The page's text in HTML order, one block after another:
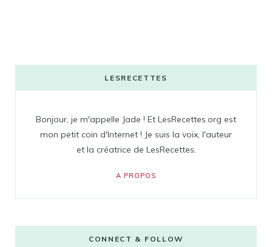
LESRECETTES
Bonjour, je m'appelle Jade ! Et LesRecettes.org est
mon petit coin d'Internet ! Je suis la voix, l'auteur
et la créatrice de LesRecettes.
A PROPOS
CONNECT & FOLLOW